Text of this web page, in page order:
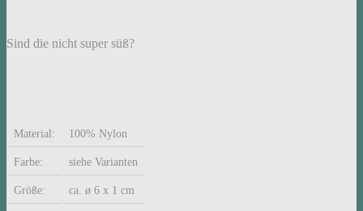
Sind die nicht super süß?
Material: 100% Nylon
Farbe: siehe Varianten
Größe: ca. ø 6 x 1 cm